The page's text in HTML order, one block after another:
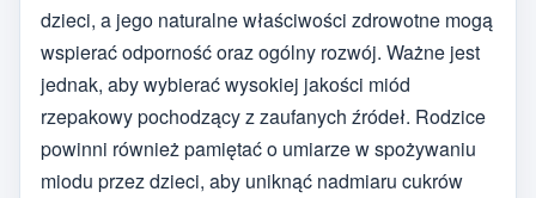
dzieci, a jego naturalne właściwości zdrowotne mogą
wspierać odporność oraz ogólny rozwój. Ważne jest
jednak, aby wybierać wysokiej jakości miód
rzepakowy pochodzący z zaufanych źródeł. Rodzice
powinni również pamiętać o umiarze w spożywaniu
miodu przez dzieci, aby uniknąć nadmiaru cukrów